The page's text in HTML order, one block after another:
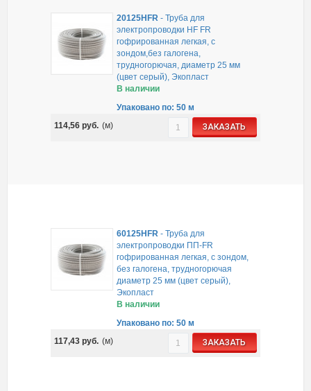
20125HFR -Труба для
электропроводки HF FR
гофрированная легкая, с
зондом,без галогена,
трудногорючая, диаметр 25 мм
(цвет серый), Экопласт
В наличии
Упаковано по: 50 м
114,56руб. (м) ЗАКАЗАТЬ
60125HFR -Труба для
электропроводки ПП-FR
гофрированная легкая, с зондом,
без галогена, трудногорючая
диаметр 25 мм (цвет серый),
Экопласт
В наличии
Упаковано по: 50 м
117,43руб. (м) ЗАКАЗАТЬ